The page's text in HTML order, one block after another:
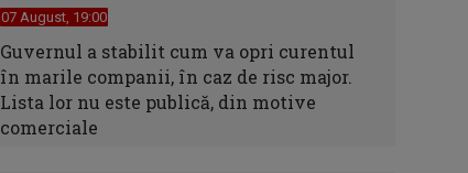
07 August, 19:00
Guvernul a stabilit cum va opri curentul
în marile companii, în caz de risc major.
Lista lor nu este publică, din motive
comerciale